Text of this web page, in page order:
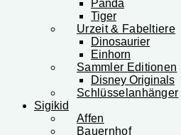
Panda
Tiger
Urzeit & Fabeltiere
Dinosaurier
Einhorn
Sammler Editionen
Disney Originals
Schlüsselanhänger
Sigikid
Affen
Bauernhof